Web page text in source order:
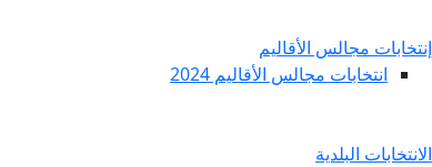
إنتخابات مجالس الأقاليم
انتخابات مجالس الأقاليم 2024
الانتخابات البلدية